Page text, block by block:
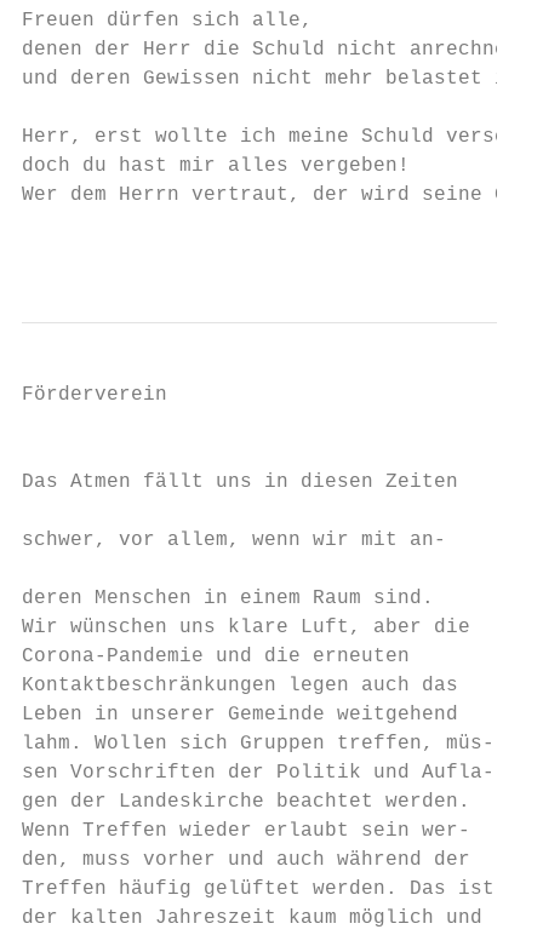
Freuen dürfen sich alle,
denen der Herr die Schuld nicht anrechnet
und deren Gewissen nicht mehr belastet ist!
Herr, erst wollte ich meine Schuld
doch du hast mir alles vergeben!
Wer dem Herrn vertraut, der wird seine
Förderverein
Das Atmen fällt uns in diesen Zeiten
schwer, vor allem, wenn wir mit an-
deren Menschen in einem Raum sind.
Wir wünschen uns klare Luft, aber die
Corona-Pandemie und die erneuten
Kontaktbeschränkungen legen auch das
Leben in unserer Gemeinde weitgehend
lahm. Wollen sich Gruppen treffen,
sen Vorschriften der Politik und Aufla-
gen der Landeskirche beachtet werden.
Wenn Treffen wieder erlaubt sein wer-
den, muss vorher und auch während der
Treffen häufig gelüftet werden. Das ist in
der kalten Jahreszeit kaum möglich und